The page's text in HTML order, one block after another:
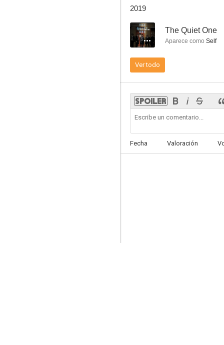
--
--
2019
-- The Quiet One
Aparece como Self
Ver todo
Fecha Valoración